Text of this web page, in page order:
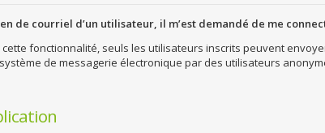
de courriel d’un utilisateur, il m’est demandé de me
cette fonctionnalité, seuls les utilisateurs inscrits peuvent
de messagerie électronique par des utilisateurs